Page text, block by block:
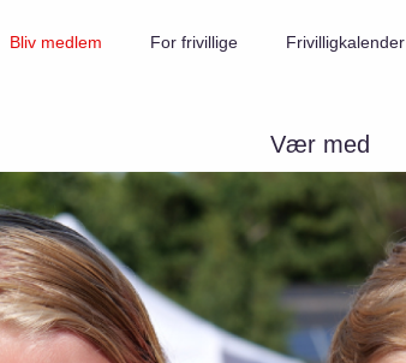
Vær med
Bliv medlem For frivillige Frivilligkalender